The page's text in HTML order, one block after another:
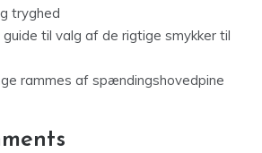
tryghed
til valg af de rigtige smykker til
rammes af spændingshovedpine